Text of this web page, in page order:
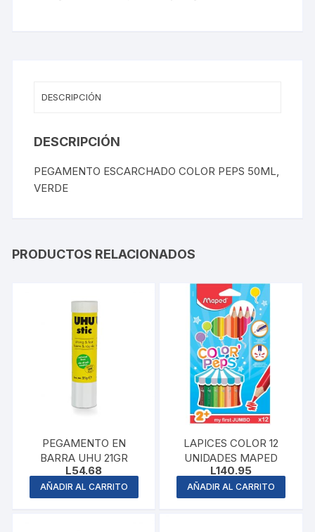
DESCRIPCIÓN
DESCRIPCIÓN
PEGAMENTO ESCARCHADO COLOR PEPS 50ML,
VERDE
PRODUCTOS RELACIONADOS
PEGAMENTO EN
BARRA UHU 21GR
L54.68
AÑADIR AL CARRITO
LAPICES COLOR 12
UNIDADES MAPED
L140.95
AÑADIR AL CARRITO